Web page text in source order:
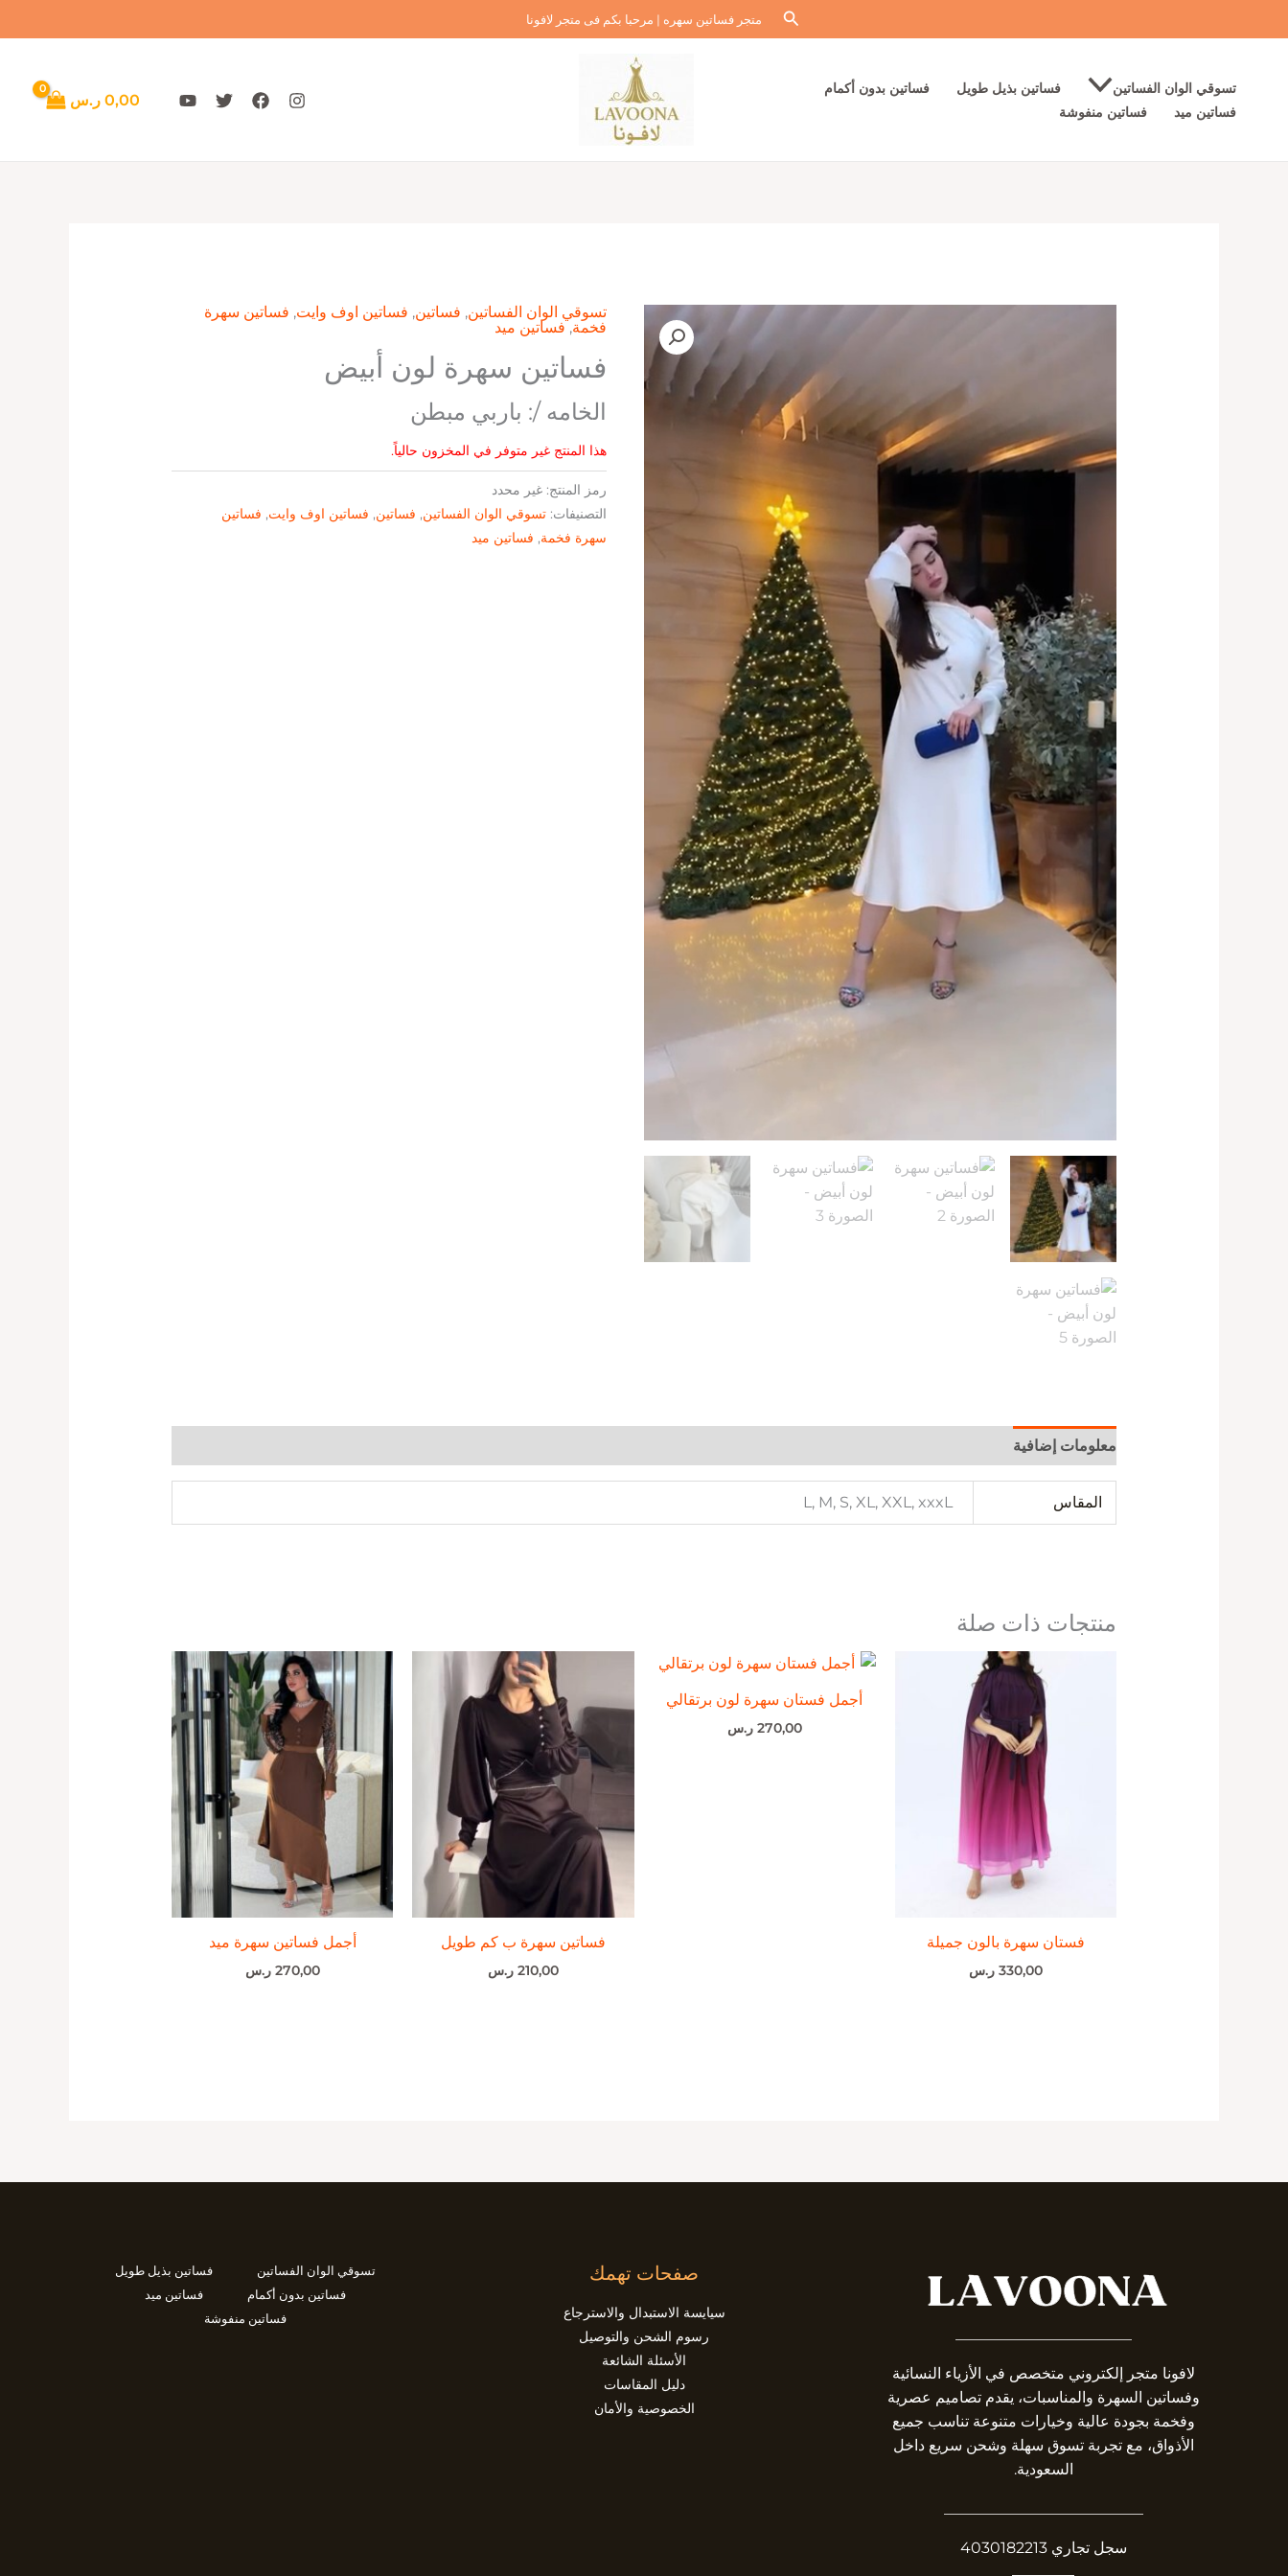
إلى
البحثمتجر فساتين سهره | مرحبا بكم فى متجر لافونا
تسوقي الوان الفساتين فساتين بذيل طويل
فساتين بدون أكمام
فساتين ميد
فساتين منفوشة
0,00 ر.س
تسوقي الوان الفساتين, فساتين, فساتين اوف وايت, فساتين سهرة
فخمة, فساتين ميد
فساتين سهرة لون أبيض
الخامه /: باربي مبطن
هذا المنتج غير متوفر في المخزون حالياً.
رمز المنتج:غير محدد
التصنيفات:تسوقي الوان الفساتين, فساتين, فساتين اوف وايت, فساتين
سهرة فخمة, فساتين ميد
معلومات إضافية
المقاس L, M, S, XL, XXL, xxxL
منتجات ذات صلة
فستان سهرة بالون جميلة
330,00 ر.س
أجمل فستان سهرة لون برتقالي
270,00 ر.س
فساتين سهرة ب كم طويل
210,00 ر.س
أجمل فساتين سهرة ميد
270,00 ر.س
لافونا متجر إلكتروني متخصص في الأزياء النسائية
وفساتين السهرة والمناسبات، يقدم تصاميم عصرية
وفخمة بجودة عالية وخيارات متنوعة تناسب جميع
الأذواق، مع تجربة تسوق سهلة وشحن سريع داخل
السعودية.
سجل تجاري 4030182213
صفحات تهمك
سيايسة الاستبدال والاسترجاع
رسوم الشحن والتوصيل
الأسئلة الشائعة
دليل المقاسات
الخصوصية والأمان
تسوقي الوان الفساتين
فساتين بذيل طويل
فساتين بدون أكمام
فساتين ميد
فساتين منفوشة